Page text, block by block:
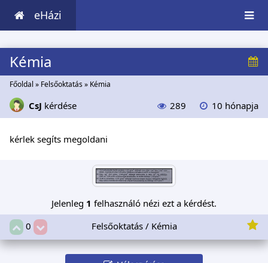
eHázi
Kémia
Főoldal » Felsőoktatás» Kémia
CsJ kérdése 289 10 hónapja
kérlek segíts megoldani
Jelenleg 1 felhasználó nézi ezt a kérdést.
0
Felsőoktatás / Kémia